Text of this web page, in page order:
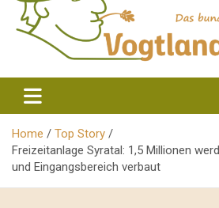
Vogtlandstreicher
Home
Top Story
Freizeitanlage Syratal: 1,5 Millionen
und Eingangsbereich verbaut